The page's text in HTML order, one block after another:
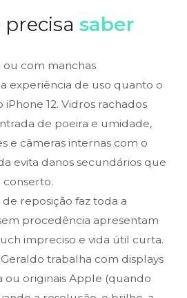
precisa saber
com manchas
experiência de uso quanto o
12. Vidros rachados
de poeira e umidade,
e câmeras internas com o
evita danos secundários que
reposição faz toda a
procedência apresentam
impreciso e vida útil curta.
trabalha com displays
ou originais Apple (quando